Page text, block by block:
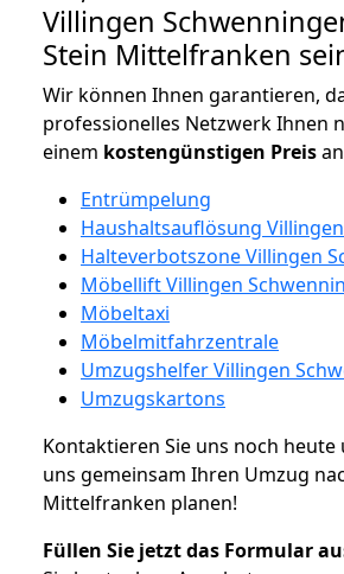
Villingen
Stein Mittelfranken
Wir können Ihnen garantieren,
professionelles Netzwerk Ihnen
einem kostengünstigen Preis
Entrümpelung
Haushaltsauflösung
Halteverbotszone Villingen
Möbellift Villingen
Möbeltaxi
Möbelmitfahrzentrale
Umzugshelfer Villingen
Umzugskartons
Kontaktieren Sie uns noch heute
uns gemeinsam Ihren Umzug
Mittelfranken planen!
Füllen Sie jetzt das Formular